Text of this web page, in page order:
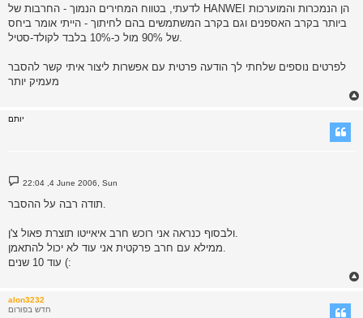
לדעתי, בטווח המחירים הנמוך - החרבות של HANWEI הן הנמכרות והמוערכות
ביותר בקרב האספנים וגם בקרב המשתמשים בהם לחיתוך - הייתי אומר ביחס
לפרטים נוספים שלחתי לך הודעה פרטית עם אפשרות ליצור איתי קשר להסבר
מעמיק יותר
יותם
P
o
t
22:04 ,4 June 2006, Sun
תודה רבה על ההסבר.
ולבסוף כנראה אני רוכש חרב איאייטו תוצרת פאול צ'ן.
ממילא עם חרב פרקטית אני עוד לא יכול להתאמן.
עוד 10 שנים (:
alon3232
חדש בפורום